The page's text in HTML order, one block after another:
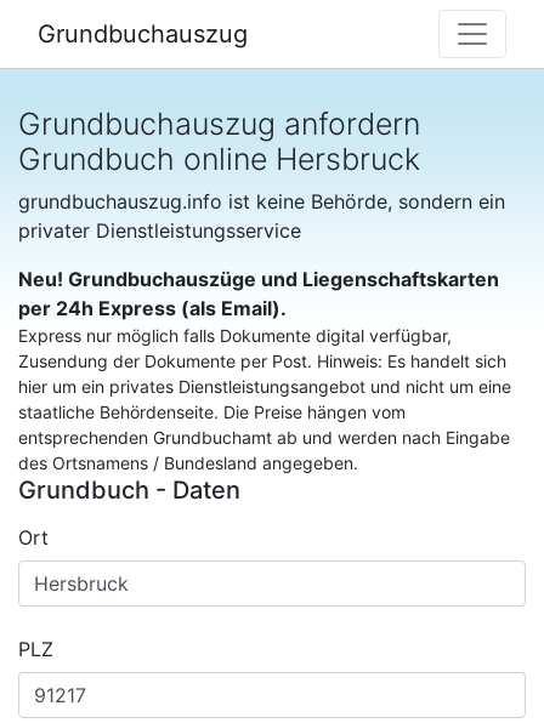
Grundbuchauszug
Grundbuchauszug anfordern
Grundbuch online Hersbruck
grundbuchauszug.info ist keine Behörde, sondern ein
privater Dienstleistungsservice
Neu! Grundbuchauszüge und Liegenschaftskarten
per 24h Express (als Email).
Express nur möglich falls Dokumente digital verfügbar,
Zusendung der Dokumente per Post. Hinweis: Es handelt sich
hier um ein privates Dienstleistungsangebot und nicht um eine
staatliche Behördenseite. Die Preise hängen vom
entsprechenden Grundbuchamt ab und werden nach Eingabe
des Ortsnamens / Bundesland angegeben.
Grundbuch - Daten
Ort
PLZ